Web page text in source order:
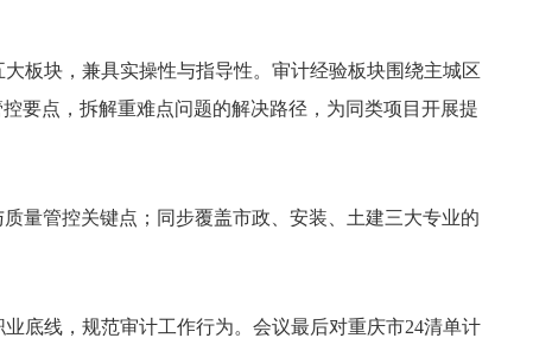
板块，兼具实操性与指导性。审计经验板块围绕主城区
要点，拆解重难点问题的解决路径，为同类项目开展提
量管控关键点；同步覆盖市政、安装、土建三大专业的
底线，规范审计工作行为。会议最后对重庆市24清单计